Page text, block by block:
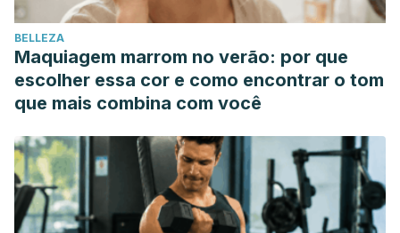
BELLEZA
Maquiagem marrom no verão: por que
escolher essa cor e como encontrar o tom
que mais combina com você